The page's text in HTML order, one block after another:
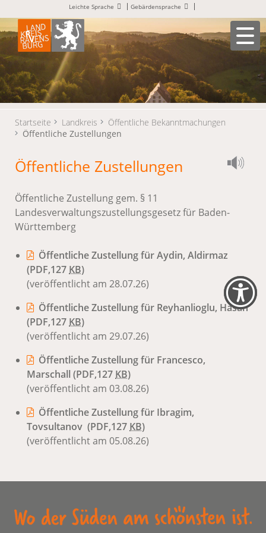
Leichte Sprache Gebärdensprache
Startseite Landkreis
Öffentliche Bekanntmachungen
Öffentliche Zustellungen
Öffentliche Zustellungen
Öffentliche Zustellung gem. § 11
Landesverwaltungszustellungsgesetz für Baden-
Württemberg
Öffentliche Zustellung für Aydin, Aldirmaz
(PDF,127 KB)
(veröffentlicht am 28.07.26)
Öffentliche Zustellung für Reyhanlioglu, Hasan
(PDF,127 KB)
(veröffentlicht am 29.07.26)
Öffentliche Zustellung für Francesco,
Marschall (PDF,127 KB)
(veröffentlicht am 03.08.26)
Öffentliche Zustellung für Ibragim,
Tovsultanov (PDF,127 KB)
(veröffentlicht am 05.08.26)